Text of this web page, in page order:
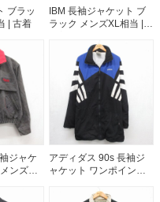
40年代
ブラッ
| 古着
IBM 長袖ジャケット ブ
ラック メンズXL相当 |
ジャケ
ンズXL
アディダス 90s 長袖ジ
ャケット ワンポイント
相当 | 古着